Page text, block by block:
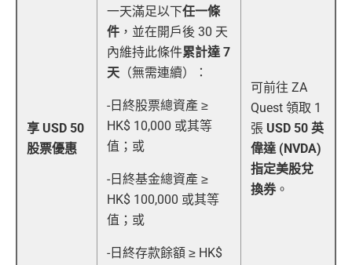
享 USD 50
股票優惠
一天滿足以下任一條
件 ，並在開戶後 30 天
內維持此條件累計達 7
天 （無需連續）：
-日終股票總資產 ≥
HK$ 10,000 或其等
值；或
-日終基金總資產 ≥
HK$ 100,000 或其等
值；或
-日終存款餘額 ≥ HK$
可前往 ZA
Quest 領取 1
張 USD 50 英
偉達 (NVDA)
指定美股兌
換券。